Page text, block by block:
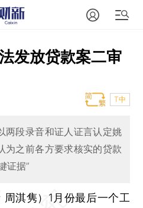
发放贷款案二审
T中
两段录音和证人证言认定姚
为之前各方要求核实的贷款
证据”
淇隽） 1月份最后一个工